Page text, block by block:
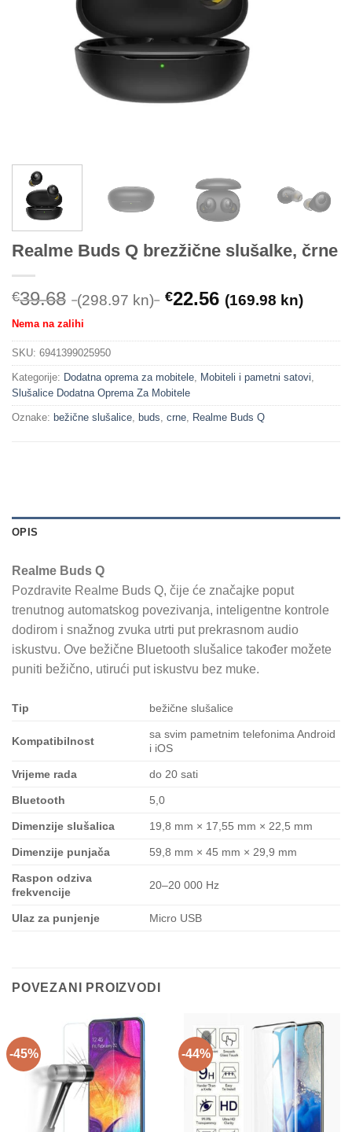
Realme Buds Q brezžične slušalke, črne
€39.68 (298.97 kn) €22.56 (169.98 kn)
Nema na zalihi
SKU: 6941399025950
Kategorije: Dodatna oprema za mobitele Mobiteli i pametni satovi
Slušalice Dodatna Oprema Za Mobitele
Oznake: bežične slušalice buds crne Realme Buds Q
OPIS
Realme Buds Q
Pozdravite Realme Buds Q, čije će značajke poput
trenutnog automatskog povezivanja, inteligentne kontrole
dodirom i snažnog zvuka utrti put prekrasnom audio
iskustvu. Ove bežične Bluetooth slušalice također možete
puniti bežično, utirući put iskustvu bez muke.
Tip bežične slušalice
Kompatibilnost
sa svim pametnim telefonima Android
i iOS
Vrijeme rada do 20 sati
Bluetooth 5,0
Dimenzije slušalica 19,8 mm × 17,55 mm × 22,5 mm
Dimenzije punjača 59,8 mm × 45 mm × 29,9 mm
Raspon odziva
frekvencije
20–20 000 Hz
Ulaz za punjenje Micro USB
POVEZANI PROIZVODI
-45% -44%